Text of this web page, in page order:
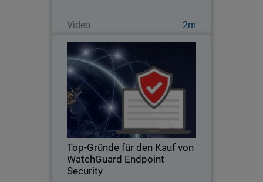
Video 2m
Thumbnail
Top-Gründe für den Kauf von
WatchGuard Endpoint
Security
Top-Gründe für den Kauf von
WatchGuard Endpoint Security
Schützen Sie Ihre digitalen Daten mit
Endpunktsicherheit und erhalten Sie
beispiellosen Schutz vor sich ständig
weiterentwickelnden Cyber-
Bedrohungen.
Lesen Sie jetzt